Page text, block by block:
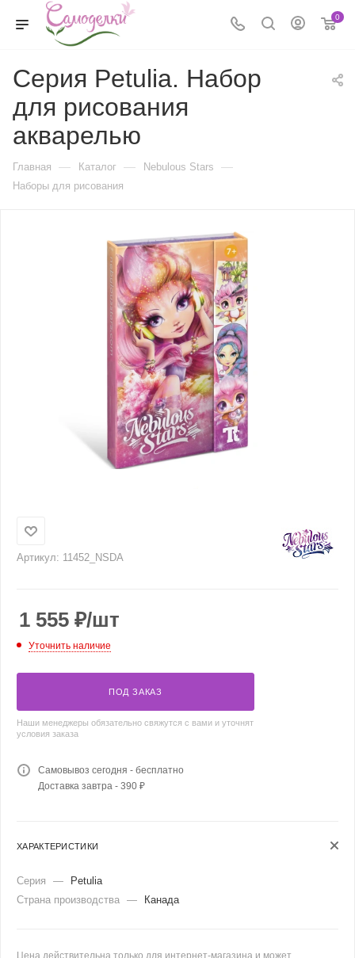
0
Серия Petulia. Набор
для рисования
акварелью
Главная — Каталог — Nebulous Stars —
Наборы для рисования
Артикул: 11452_NSDA
1 555 ₽/шт
Уточнить наличие
ПОД ЗАКАЗ
Наши менеджеры обязательно свяжутся с вами и уточнят
условия заказа
Самовывоз сегодня - бесплатно
Доставка завтра - 390 ₽
ХАРАКТЕРИСТИКИ
Серия —
Petulia
Страна производства — Канада
Цена действительна только для интернет-магазина и может